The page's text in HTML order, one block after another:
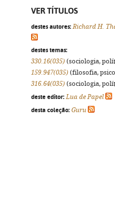
VER TÍTULOS
destes autores: Richard H.
destes temas:
330.16(035) (sociologia,
159.947(035) (filosofia,
316.64(035) (sociologia,
deste editor: Lua de Papel
desta coleção: Guru